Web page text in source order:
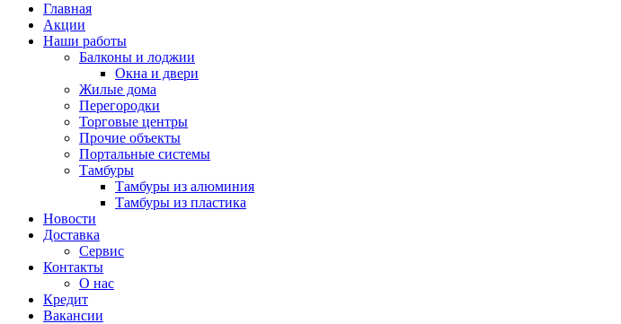
Главная
Акции
Наши работы
Балконы и лоджии
Окна и двери
Жилые дома
Перегородки
Торговые центры
Прочие объекты
Портальные системы
Тамбуры
Тамбуры из алюминия
Тамбуры из пластика
Новости
Доставка
Сервис
Контакты
О нас
Кредит
Вакансии